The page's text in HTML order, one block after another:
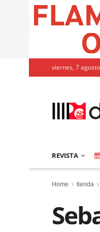
viernes, 7
REVISTA
Home tienda